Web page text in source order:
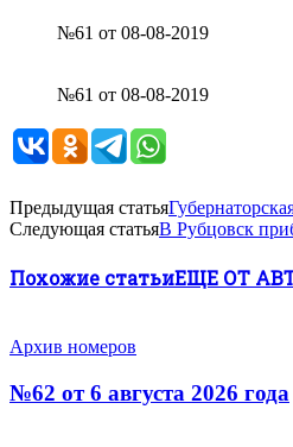
№61 от 08-08-2019
№61 от 08-08-2019
Предыдущая статья
Следующая статьяВ Рубцовск
Похожие статьиЕЩЕ ОТ
Архив номеров
№62 от 6 августа 2026 года